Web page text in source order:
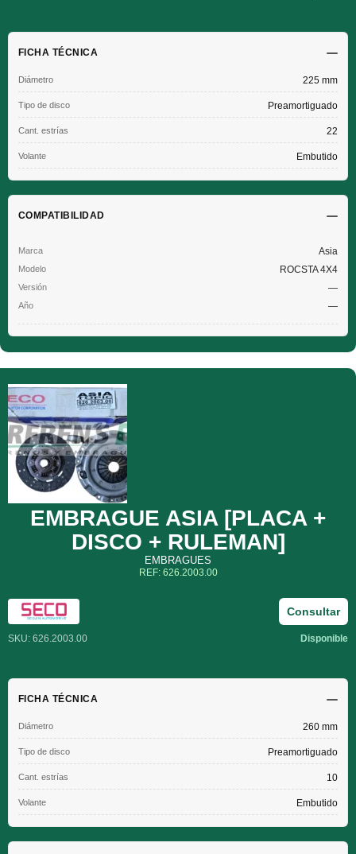
FICHA TÉCNICA
Diámetro 225 mm
Tipo de disco Preamortiguado
Cant. estrías 22
Volante Embutido
COMPATIBILIDAD
Asia
ROCSTA 4X4
—
—
EMBRAGUE ASIA [PLACA +
DISCO + RULEMAN]
EMBRAGUES
REF: 626.2003.00
SKU: 626.2003.00 Disponible
Consultar
FICHA TÉCNICA
Diámetro 260 mm
Tipo de disco Preamortiguado
Cant. estrías 10
Volante Embutido